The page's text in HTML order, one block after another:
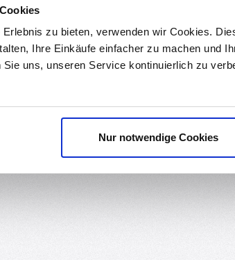
zu bieten, verwenden wir Cookies.
Ihre Einkäufe einfacher zu machen und
uns, unseren Service kontinuierlich zu
Nur notwendige Cookies
eignen sich die LEDs perfekt für Arduino-
zuverlässige Lichtquelle erfordern.
direkt angeschlossen werden. Sie sind auch sehr
Darüber hinaus sind sie aufgrund ihrer geringen
Elektronik-Enthusiasten, die eine kleine und